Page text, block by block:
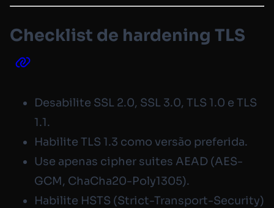
Checklist de hardening TLS
Desabilite SSL 2.0, SSL 3.0, TLS 1.0 e TLS
1.1.
Habilite TLS 1.3 como versão preferida.
Use apenas cipher suites AEAD (AES-
GCM, ChaCha20-Poly1305).
Habilite HSTS (Strict-Transport-Security)